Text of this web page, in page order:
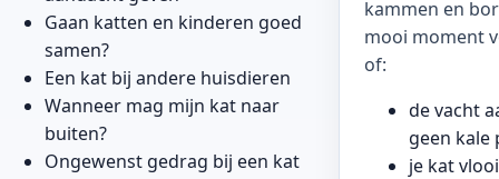
Gaan katten en kinderen goed
samen?
Een kat bij andere huisdieren
Wanneer mag mijn kat naar
buiten?
Ongewenst gedrag bij een kat
kammen en
mooi moment
of:
de vacht
geen kale
je kat